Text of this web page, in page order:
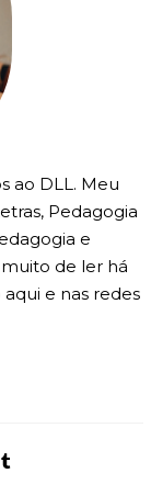
ao DLL. Meu
Pedagogia
e
de ler há
e nas redes